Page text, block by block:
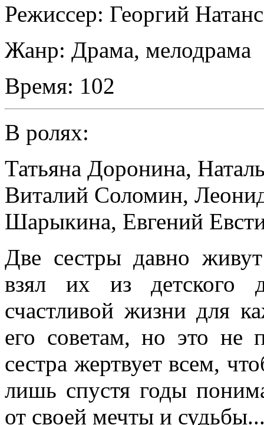
Режиссер: Георгий
Жанр: Драма, мелодрама
Время: 102
В ролях:
Татьяна Доронина,
Виталий Соломин,
Шарыкина, Евгений
Две сестры давно
взял их из детского
счастливой жизни для
его советам, но это не
сестра жертвует всем,
лишь спустя годы
от своей мечты и